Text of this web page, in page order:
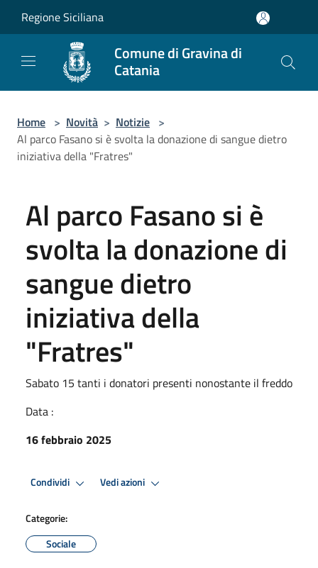
Regione Siciliana
Comune di Gravina di
Catania
Home > Novità > Notizie >
Al parco Fasano si è svolta la donazione di sangue dietro
iniziativa della "Fratres"
Al parco Fasano si è
svolta la donazione di
sangue dietro
iniziativa della
"Fratres"
Sabato 15 tanti i donatori presenti nonostante il freddo
Data :
16 febbraio 2025
Condividi Vedi azioni
Categorie:
Sociale